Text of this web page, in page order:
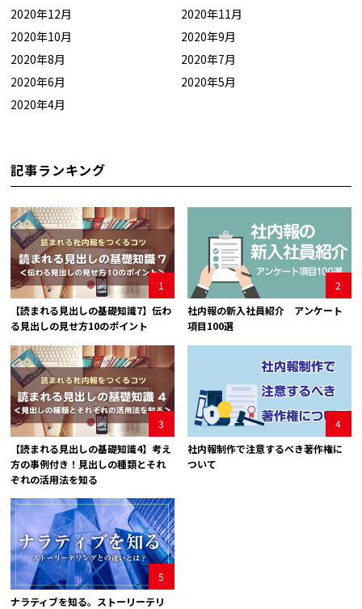
2020年12月
2020年11月
2020年10月
2020年9月
2020年8月
2020年7月
2020年6月
2020年5月
2020年4月
記事ランキング
1
【読まれる見出しの基礎知識7】伝わ
る見出しの見せ方10のポイント
2
社内報の新入社員紹介 アンケート
項目100選
3
【読まれる見出しの基礎知識4】考え
方の事例付き！見出しの種類とそれ
ぞれの活用法を知る
4
社内報制作で注意するべき著作権に
ついて
5
ナラティブを知る。ストーリーテリ